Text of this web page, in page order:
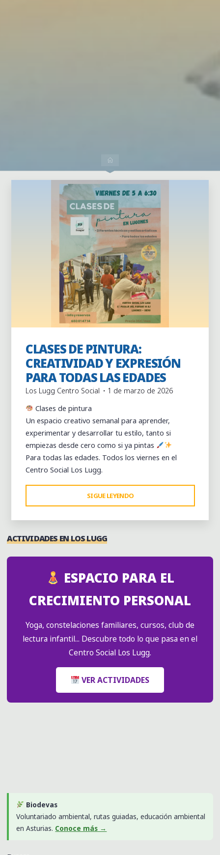
Actividades Clases continuas
CLASES DE PINTURA:
CREATIVIDAD Y EXPRESIÓN
PARA TODAS LAS EDADES
Los Lugg Centro Social
1 de marzo de 2026
Clases de pintura
Un espacio creativo semanal para aprender,
experimentar y desarrollar tu estilo, tanto si
empiezas desde cero como si ya pintas
Para todas las edades. Todos los viernes en el
Centro Social Los Lugg.
SIGUE LEYENDO
DE
PINTURA:
EXPRESIÓN
TODAS
EDADES"
ACTIVIDADES EN LOS LUGG
ESPACIO PARA EL
CRECIMIENTO PERSONAL
Yoga, constelaciones familiares, cursos, club de
lectura infantil... Descubre todo lo que pasa en el
Centro Social Los Lugg.
VER ACTIVIDADES
Biodevas
Voluntariado ambiental, rutas guiadas, educación ambiental
en Asturias. Conoce más →